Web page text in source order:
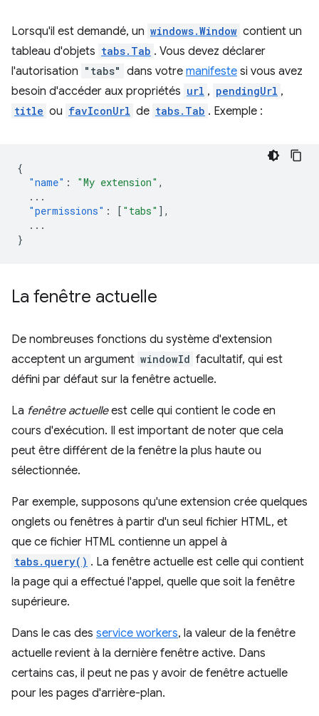
Lorsqu'il est demandé, un windows.Window contient un
tableau d'objets tabs.Tab . Vous devez déclarer
l'autorisation "tabs" dans votre manifeste si vous avez
besoin d'accéder aux propriétés url , pendingUrl ,
title ou favIconUrl de tabs.Tab . Exemple :
{
"name" : "My extension" ,
...
"permissions" : [ "tabs" ],
...
}
La fenêtre actuelle
De nombreuses fonctions du système d'extension
acceptent un argument windowId facultatif, qui est
défini par défaut sur la fenêtre actuelle.
La fenêtre actuelleest celle qui contient le code en
cours d'exécution. Il est important de noter que cela
peut être différent de la fenêtre la plus haute ou
sélectionnée.
Par exemple, supposons qu'une extension crée quelques
onglets ou fenêtres à partir d'un seul fichier HTML, et
que ce fichier HTML contienne un appel à
tabs.query() . La fenêtre actuelle est celle qui contient
la page qui a effectué l'appel, quelle que soit la fenêtre
supérieure.
Dans le cas des service workers, la valeur de la fenêtre
actuelle revient à la dernière fenêtre active. Dans
certains cas, il peut ne pas y avoir de fenêtre actuelle
pour les pages d'arrière-plan.